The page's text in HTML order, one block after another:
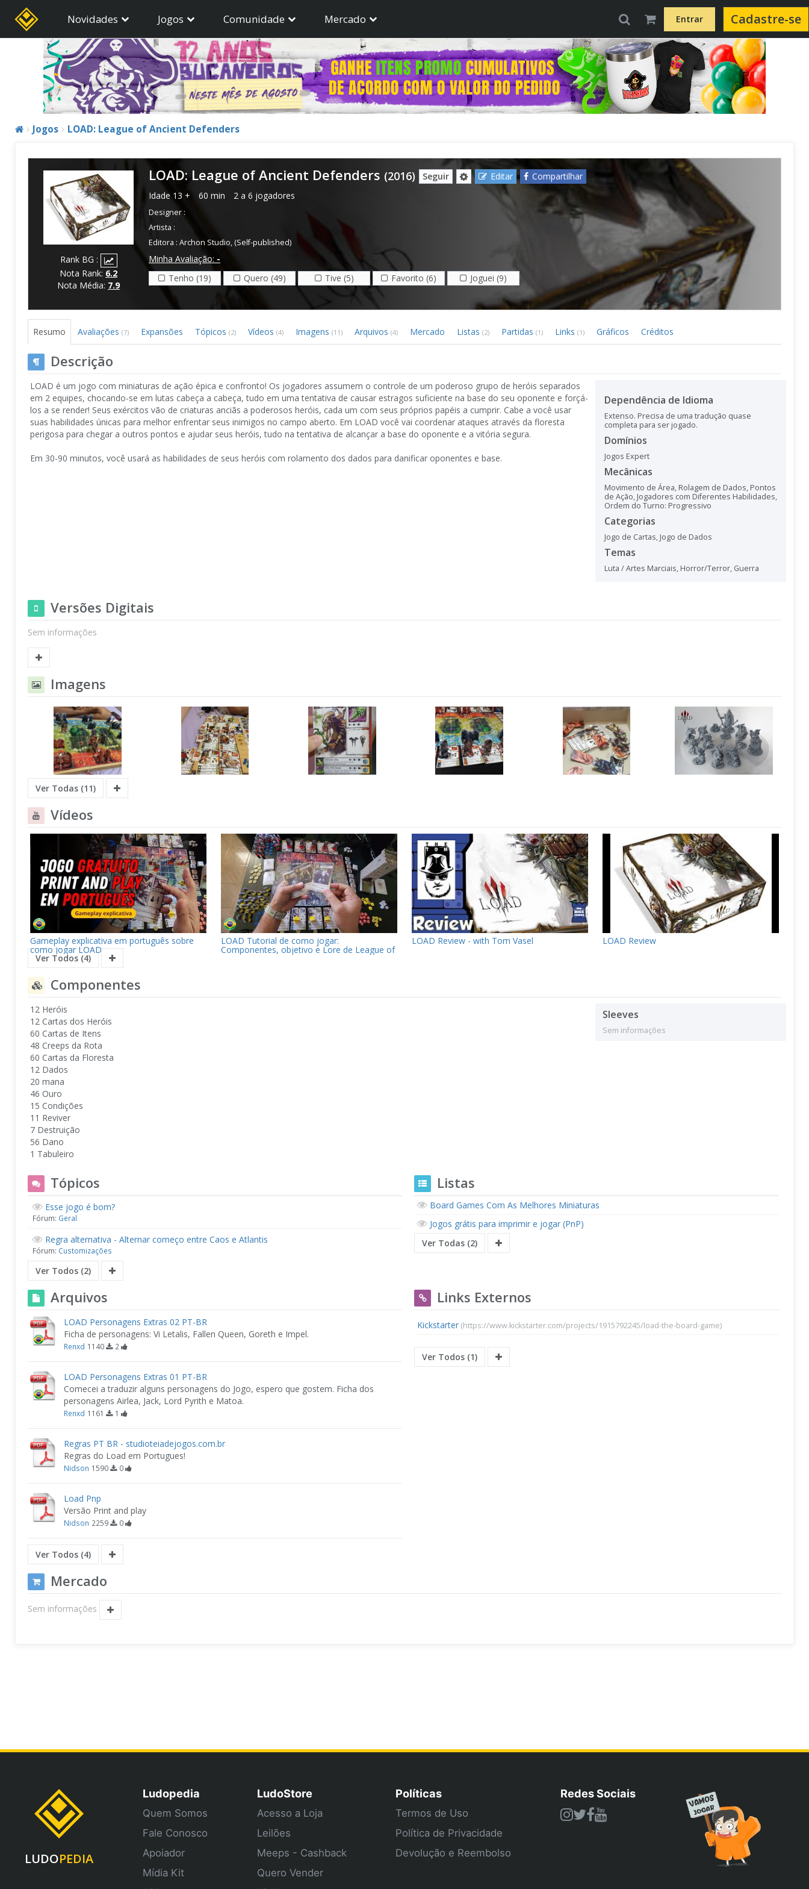
Novidades Jogos Comunidade Mercado Entrar Cadastre-se
Jogos LOAD: League of Ancient Defenders
Rank BG :
Nota Rank: 6.2
Nota Média: 7.9
LOAD: League of Ancient Defenders (2016) Seguir Editar
Compartilhar
Idade 13 + 60 min 2 a 6 jogadores
Designer :
Artista :
Editora : Archon Studio, (Self-published)
Minha Avaliação: -
Tenho (19)
Quero (49) Tive (5) Favorito (6) Joguei (9)
Resumo Avaliações (7) Expansões Tópicos (2) Vídeos (4) Imagens (11) Arquivos (4) Mercado Listas (2) Partidas (1) Links (1) Gráficos Créditos
Descrição
LOAD é um jogo com miniaturas de ação épica e confronto! Os jogadores assumem o controle de um poderoso grupo de heróis separados
em 2 equipes, chocando-se em lutas cabeça a cabeça, tudo em uma tentativa de causar estragos suficiente na base do seu oponente e forçá-
los a se render! Seus exércitos vão de criaturas anciãs a poderosos heróis, cada um com seus próprios papéis a cumprir. Cabe a você usar
suas habilidades únicas para melhor enfrentar seus inimigos no campo aberto. Em LOAD você vai coordenar ataques através da floresta
perigosa para chegar a outros pontos e ajudar seus heróis, tudo na tentativa de alcançar a base do oponente e a vitória segura.
Em 30-90 minutos, você usará as habilidades de seus heróis com rolamento dos dados para danificar oponentes e base.
Dependência de Idioma
Extenso. Precisa de uma tradução quase
completa para ser jogado.
Domínios
Jogos Expert
Mecânicas
Movimento de Área, Rolagem de Dados, Pontos
de Ação, Jogadores com Diferentes Habilidades,
Ordem do Turno: Progressivo
Categorias
Jogo de Cartas, Jogo de Dados
Temas
Luta / Artes Marciais, Horror/Terror, Guerra
Versões Digitais
Sem informações
Imagens
Ver Todas (11)
Vídeos
Gameplay explicativa em português sobre
como jogar LOAD
LOAD Tutorial de como jogar:
Componentes, objetivo e Lore de League of
Ancient Defenders
LOAD Review - with Tom Vasel
LOAD Review
Ver Todos (4)
Componentes
12 Heróis
12 Cartas dos Heróis
60 Cartas de Itens
48 Creeps da Rota
60 Cartas da Floresta
12 Dados
20 mana
46 Ouro
15 Condições
11 Reviver
7 Destruição
56 Dano
1 Tabuleiro
Sleeves
Sem informações
Tópicos
Esse jogo é bom?
Fórum: Geral
Regra alternativa - Alternar começo entre Caos e Atlantis
Fórum: Customizações
Ver Todos (2)
Listas
Board Games Com As Melhores Miniaturas
Jogos grátis para imprimir e jogar (PnP)
Ver Todas (2)
Arquivos
LOAD Personagens Extras 02 PT-BR
Ficha de personagens: Vi Letalis, Fallen Queen, Goreth e Impel.
Renxd 1140 2
LOAD Personagens Extras 01 PT-BR
Comecei a traduzir alguns personagens do Jogo, espero que gostem. Ficha dos
personagens Airlea, Jack, Lord Pyrith e Matoa.
Renxd 1161 1
Regras PT BR - studioteiadejogos.com.br
Regras do Load em Portugues!
Nidson 1590 0
Load Pnp
Versão Print and play
Nidson 2259 0
Ver Todos (4)
Links Externos
Kickstarter (https://www.kickstarter.com/projects/1915792245/load-the-board-game)
Ver Todos (1)
Mercado
Sem informações
LUDOPEDIA
Ludopedia
Quem Somos
Fale Conosco
Apoiador
Mídia Kit
LudoStore
Acesso a Loja
Leilões
Meeps - Cashback
Quero Vender
Políticas
Termos de Uso
Política de Privacidade
Devolução e Reembolso
Redes Sociais